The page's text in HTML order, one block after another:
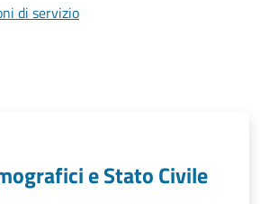
di servizio
e Stato Civile